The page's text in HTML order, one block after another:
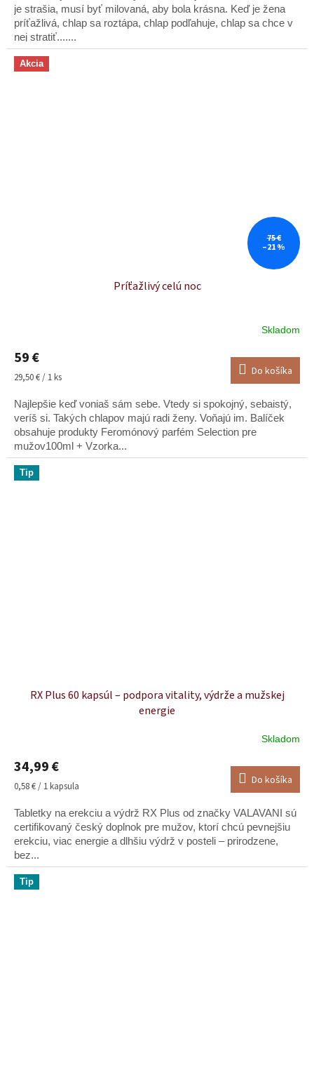
5
hviezdičiek.
je strašia, musí byť milovaná, aby bola krásna. Keď je žena
príťažlivá, chlap sa roztápa, chlap podľahuje, chlap sa chce v
nej stratiť.......
Akcia
75 €
–21 %
Príťažlivý celú noc
produktu
je
5,0
z
hviezdičiek.
Skladom
59 €
Jednotková
29,50 € / 1 ks Do košíka
Najlepšie keď voniaš sám sebe. Vtedy si spokojný, sebaistý,
veríš si. Takých chlapov majú radi ženy. Voňajú im. Balíček
obsahuje produkty Feromónový parfém Selection pre
mužov100ml + Vzorka...
Tip
RX Plus 60 kapsúl – podpora vitality, výdrže a mužskej
energie
produktu
je
5,0
z
hviezdičiek.
Skladom
34,99 €
Jednotková
0,58 € / 1 kapsula Do košíka
Tabletky na erekciu a výdrž RX Plus od značky VALAVANI sú
certifikovaný český doplnok pre mužov, ktorí chcú pevnejšiu
erekciu, viac energie a dlhšiu výdrž v posteli – prirodzene,
bez...
Tip